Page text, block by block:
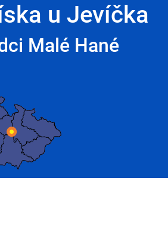
u Jevíčka
Malé Hané